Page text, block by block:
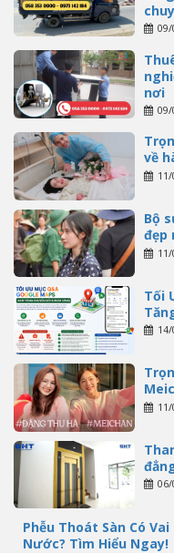
09/
nơi
09/
về
Bộ
đẹp
Tối
06/
Phễu Thoát Sàn Có
Nước? Tìm Hiểu Ngay!